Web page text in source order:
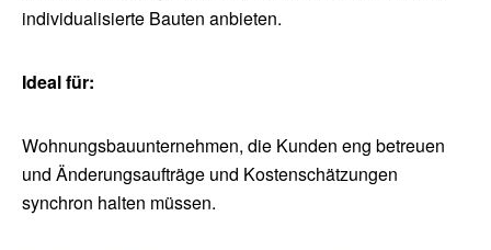
individualisierte Bauten anbieten.
Ideal für:
Wohnungsbauunternehmen, die Kunden eng betreuen
und Änderungsaufträge und Kostenschätzungen
synchron halten müssen.